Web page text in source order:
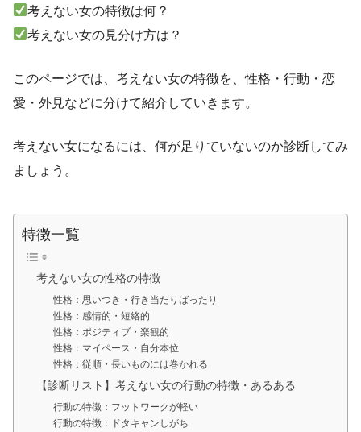
考えない女の特徴は何？
考えない女の見分け方は？
このページでは、考えない女の特徴を、性格・行動・恋
愛・外見などに分けて紹介していきます。
考えない女になるには、何が足りていないのか診断してみ
ましょう。
特徴一覧
考えない女の性格の特徴
性格：思いつき・行き当たりばったり
性格：感情的・短絡的
性格：ポジティブ・楽観的
性格：マイペース・自分本位
性格：従順・長いものには巻かれる
【診断リスト】考えない女の行動の特徴・あるある
行動の特徴：フットワークが軽い
行動の特徴：ドタキャンしがち